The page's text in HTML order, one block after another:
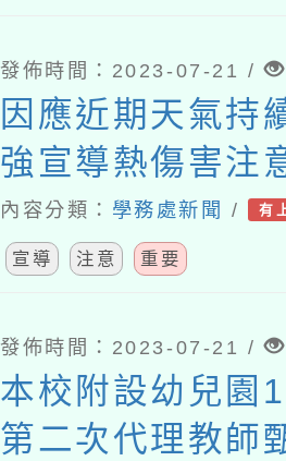
發佈時間：2023-07-21 /
因應近期天氣持
強宣導熱傷害注
落實熱傷害防護
內容分類： 學務處新聞 / 有
宣導 注意 重要
發佈時間：2023-07-21 /
本校附設幼兒園
第二次代理教師